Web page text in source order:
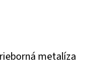
metalíza